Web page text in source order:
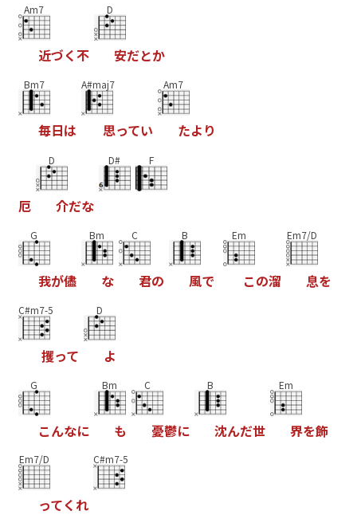
Am7
近づく不
D
安だとか
Bm7
毎日は
A#maj7
思ってい
Am7
たよ り
厄
D
介だな
D# F
G
我が儘
Bm
な
C
君の
B
風で
Em
この溜
Em7/D
息を
C#m7-5
攫って
D
よ
G
こんなに
Bm
も
C
憂鬱に
B
沈んだ世
Em
界を飾
Em7/D
ってく れ
C#m7-5